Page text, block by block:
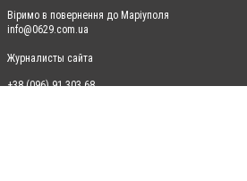
Віримо в повернення до Маріуполя
info@0629.com.ua
Журналисты сайта
+38 (096) 91 303 68